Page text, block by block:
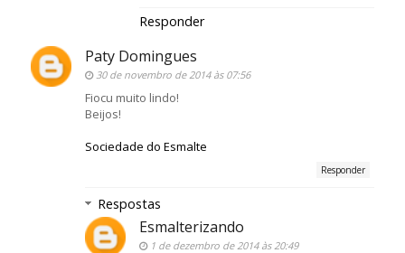
Responder
Paty Domingues
30 de novembro de 2014 às 07:56
Fiocu muito lindo!
Beijos!
Sociedade do Esmalte
Responder
Respostas
Esmalterizando
1 de dezembro de 2014 às 20:49